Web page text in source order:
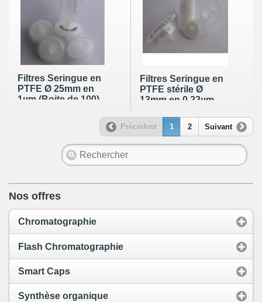
Filtres Seringue en
PTFE Ø 25mm en
1µm (Boite de 100)
Filtres Seringue en
PTFE stérile Ø
13mm en 0,22µm
Précédent 1 2 Suivant
Nos offres
Chromatographie
Flash Chromatographie
Smart Caps
Synthèse organique